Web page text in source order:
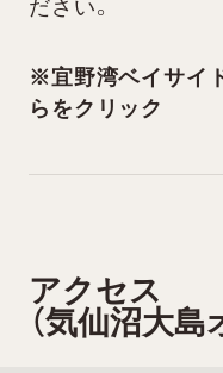
ださい。
※宜野湾ベイサイ
らをクリック
アクセス
（気仙沼大島